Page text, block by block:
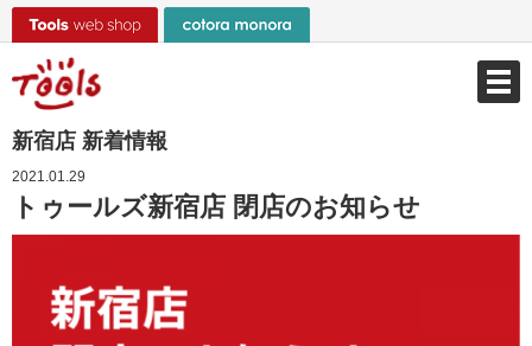
新宿店 新着情報
2021.01.29
トゥールズ新宿店 閉店のお知らせ